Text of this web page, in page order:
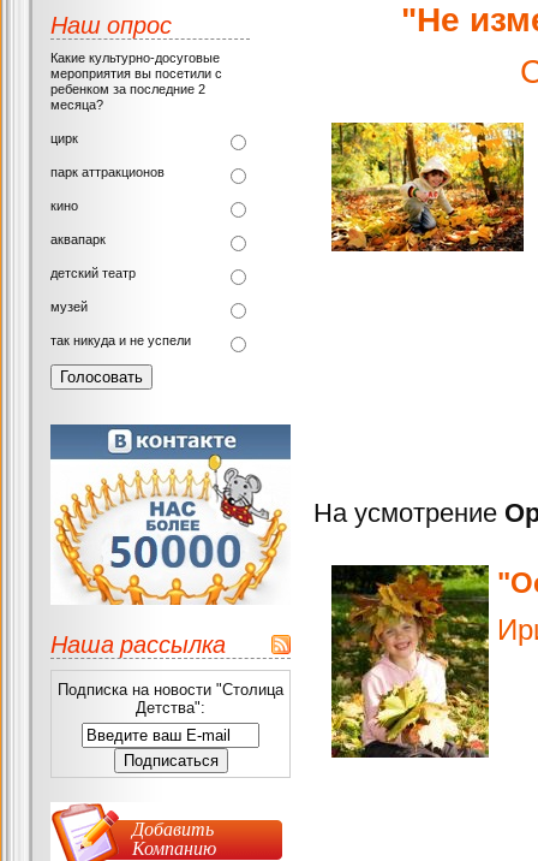
"Не
На усмотрение
Наш опрос
Какие культурно-досуговые
мероприятия вы посетили с
ребенком за последние 2
месяца?
цирк
парк аттракционов
кино
аквапарк
детский театр
музей
так никуда и не успели
Наша рассылка
Подписка на новости "Столица
Детства":
Добавить
Компанию